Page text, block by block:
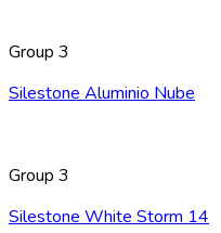
Group 3
Silestone Aluminio Nube
Group 3
Silestone White Storm 14